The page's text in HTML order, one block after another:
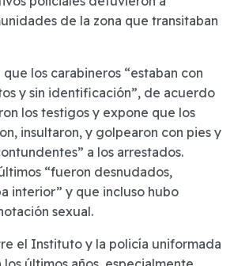
de la zona que transitaban
los carabineros “estaban con
y sin identificación”, de acuerdo
los testigos y expone que los
insultaron, y golpearon con pies y
a los arrestados.
“fueron desnudados,
interior” y que incluso hubo
sexual.
el Instituto y la policía uniformada